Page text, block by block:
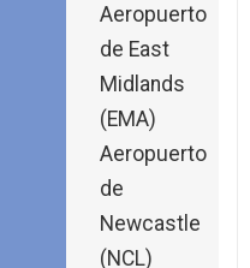
Aeropuerto
de East
Midlands
(EMA)
Aeropuerto
de
Newcastle
(NCL)